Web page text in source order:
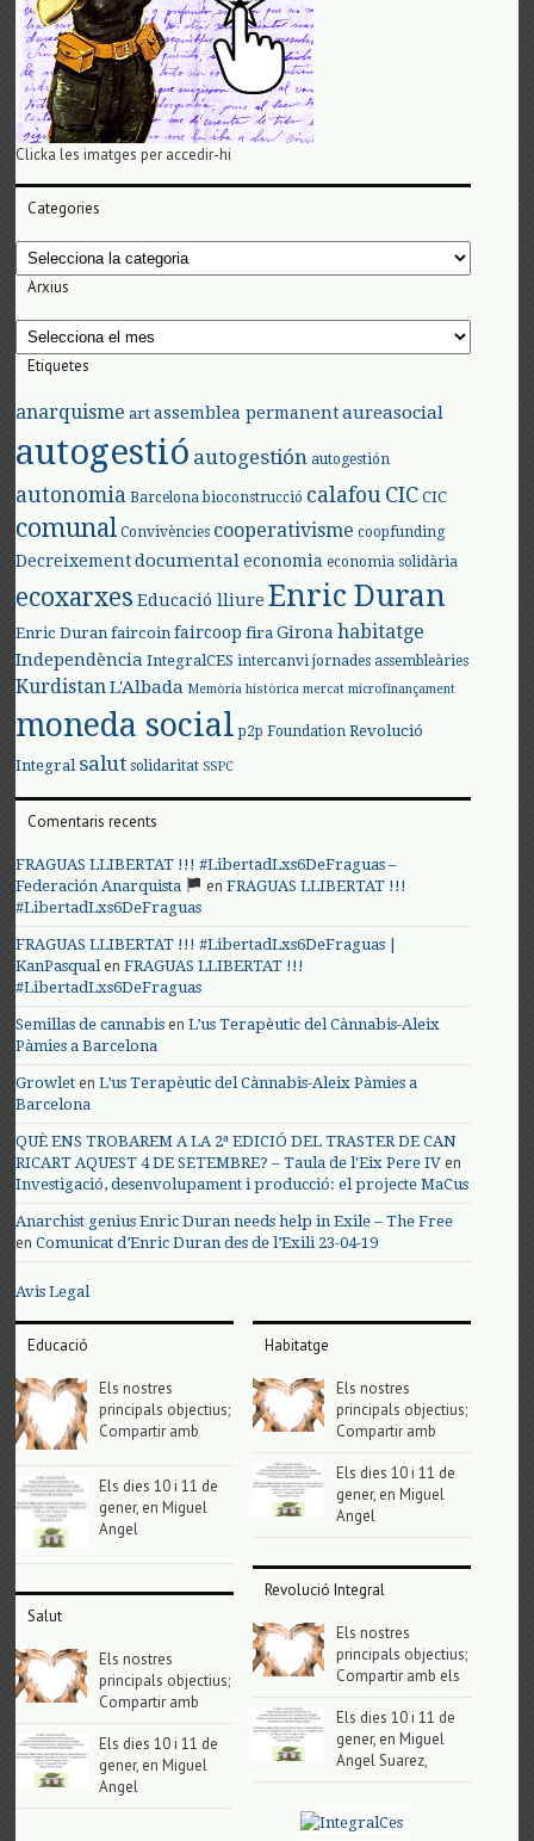
Clicka les imatges per accedir-hi
Categories
Categories
Arxius
Arxius
Etiquetes
anarquisme art assemblea permanent aureasocial
autogestió autogestión autogestión
autonomia Barcelona bioconstrucció calafou CIC CIC
comunal Convivències cooperativisme coopfunding
Decreixement documental economia economia solidària
ecoxarxes Educació lliure Enric Duran
Enric Duran faircoin faircoop fira Girona habitatge
Independència IntegralCES intercanvi jornades assembleàries
Kurdistan L'Albada Memòria històrica mercat microfinançament
moneda social p2p Foundation Revolució
Integral salut solidaritat SSPC
Comentaris recents
FRAGUAS LLIBERTAT !!! #LibertadLxs6DeFraguas –
Federación Anarquista
enFRAGUAS LLIBERTAT !!!
#LibertadLxs6DeFraguas
FRAGUAS LLIBERTAT !!! #LibertadLxs6DeFraguas |
KanPasqualenFRAGUAS LLIBERTAT !!!
#LibertadLxs6DeFraguas
Semillas de cannabis enL’us Terapèutic del Cànnabis-Aleix
Pàmies a Barcelona
Growlet enL’us Terapèutic del Cànnabis-Aleix Pàmies a
Barcelona
QUÈ ENS TROBAREM A LA 2ª EDICIÓ DEL TRASTER DE CAN
RICART AQUEST 4 DE SETEMBRE? – Taula de l'Eix Pere IV en
Investigació, desenvolupament i producció: el projecte MaCus
Anarchist genius Enric Duran needs help in Exile – The Free
enComunicat d’Enric Duran des de l’Exili 23-04-19
Avis Legal
Educació
Els nostres
principals objectius;
Compartir amb
Els dies 10 i 11 de
gener, en Miguel
Angel
Salut
Els nostres
principals objectius;
Compartir amb
Els dies 10 i 11 de
gener, en Miguel
Angel
Habitatge
Els nostres
principals objectius;
Compartir amb
Els dies 10 i 11 de
gener, en Miguel
Angel
Revolució Integral
Els nostres
principals objectius;
Compartir amb els
Els dies 10 i 11 de
gener, en Miguel
Angel Suarez,